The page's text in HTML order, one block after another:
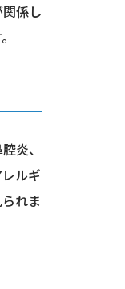
係し
炎、
ルギ
れま